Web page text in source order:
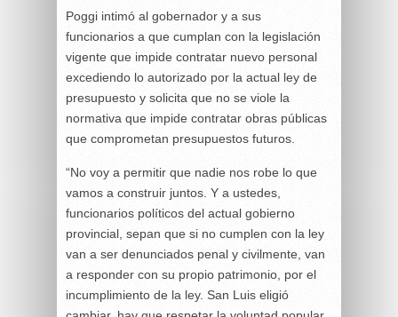
Poggi intimó al gobernador y a sus
funcionarios a que cumplan con la legislación
vigente que impide contratar nuevo personal
excediendo lo autorizado por la actual ley de
presupuesto y solicita que no se viole la
normativa que impide contratar obras públicas
que comprometan presupuestos futuros.
“No voy a permitir que nadie nos robe lo que
vamos a construir juntos. Y a ustedes,
funcionarios políticos del actual gobierno
provincial, sepan que si no cumplen con la ley
van a ser denunciados penal y civilmente, van
a responder con su propio patrimonio, por el
incumplimiento de la ley. San Luis eligió